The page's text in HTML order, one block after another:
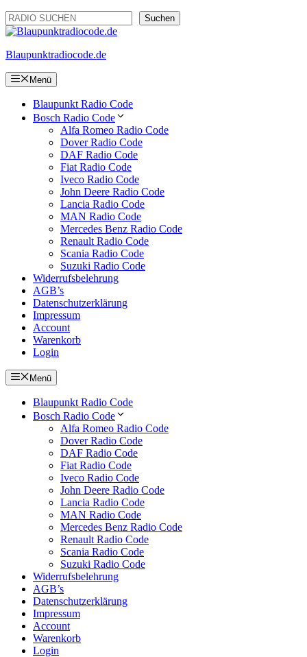
Zum
Inhalt
springen
Suchen Suchen
Blaupunktradiocode.de
Menü
Blaupunkt Radio Code
Bosch Radio Code
Alfa Romeo Radio Code
Dover Radio Code
DAF Radio Code
Fiat Radio Code
Iveco Radio Code
John Deere Radio Code
Lancia Radio Code
MAN Radio Code
Mercedes Benz Radio Code
Renault Radio Code
Scania Radio Code
Suzuki Radio Code
Widerrufsbelehrung
AGB’s
Datenschutzerklärung
Impressum
Account
Warenkorb
Login
Menü
Blaupunkt Radio Code
Bosch Radio Code
Alfa Romeo Radio Code
Dover Radio Code
DAF Radio Code
Fiat Radio Code
Iveco Radio Code
John Deere Radio Code
Lancia Radio Code
MAN Radio Code
Mercedes Benz Radio Code
Renault Radio Code
Scania Radio Code
Suzuki Radio Code
Widerrufsbelehrung
AGB’s
Datenschutzerklärung
Impressum
Account
Warenkorb
Login